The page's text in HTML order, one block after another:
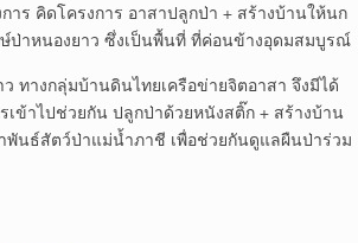
าร คิดโครงการ อาสาปลูกป่า + สร้างบ้านให้นก
ป่าหนองยาว ซึ่งเป็นพื้นที่ ที่ค่อนข้างอุดมสมบูรณ์
ทางกลุ่มบ้านดินไทยเครือข่ายจิตอาสา จึงมีได้
ข้าไปช่วยกัน ปลูกป่าด้วยหนังสติ๊ก + สร้างบ้าน
พันธ์สัตว์ป่าแม่น้ำภาชี เพื่อช่วยกันดูแลผืนป่าร่วม